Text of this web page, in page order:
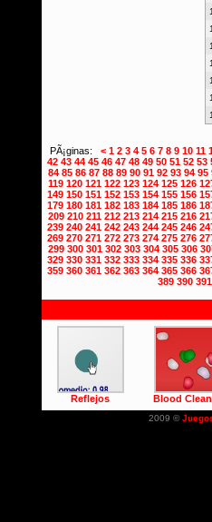
PÃ¡ginas: < 1 2 3 4 5 6 7 8 9 10 11
42 43 44 45 46 47 48 49 50 51 52 53
84 85 86 87 88 89 90 91 92 93 94 95
119 120 121 122 123 124 125 126
149 150 151 152 153 154 155 156
179 180 181 182 183 184 185 186
209 210 211 212 213 214 215 216
239 240 241 242 243 244 245 246
269 270 271 272 273 274 275 276
299 300 301 302 303 304 305 306
329 330 331 332 333 334 335 336
359 360 361 362 363 364 365 366
389 390 391
Reflejos Blood
2009 ©